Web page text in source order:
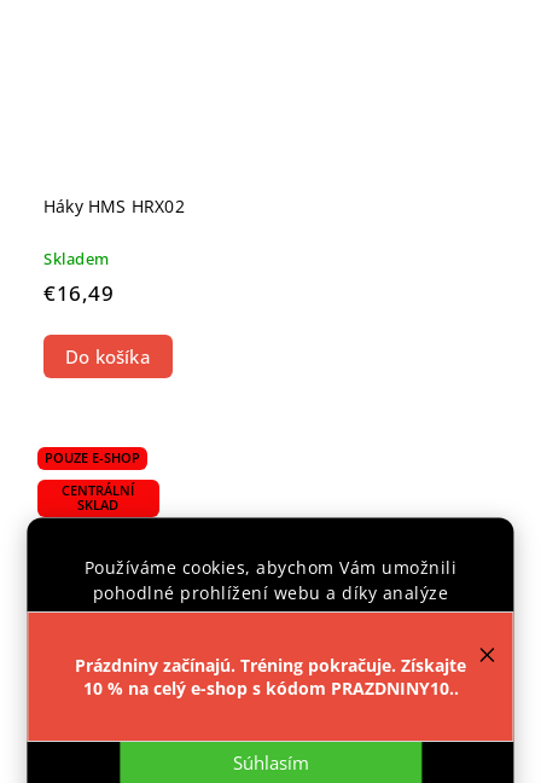
Používáme cookies, abychom Vám umožnili
pohodlné prohlížení webu a díky analýze
provozu webu neustále zlepšovali jeho funkce,
Nastavenie
Súhlasím
Prázdniny začínajú. Tréning pokračuje. Získajte
10 % na celý e-shop s kódom PRAZDNINY10..
Háky HMS HRX02
Skladem
€16,49
Do košíka
POUZE E-SHOP
CENTRÁLNÍ
SKLAD